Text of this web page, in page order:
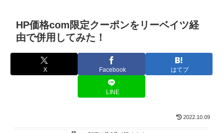
HP価格com限定クーポンをリーベイツ経
由で併用してみた！
X Facebook はてブ
LINE
2022.10.09